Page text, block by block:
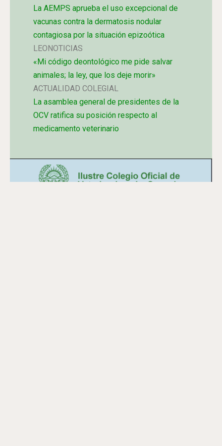
La AEMPS aprueba el uso excepcional de
vacunas contra la dermatosis nodular
contagiosa por la situación epizoótica
LEONOTICIAS
«Mi código deontológico me pide salvar
animales; la ley, que los deje morir»
ACTUALIDAD COLEGIAL
La asamblea general de presidentes de la
OCV ratifica su posición respecto al
medicamento veterinario